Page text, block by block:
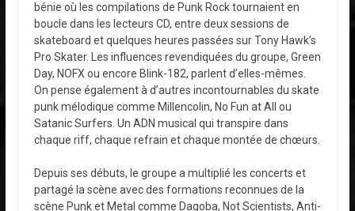
bénie où les compilations de Punk Rock tournaient en
boucle dans les lecteurs CD, entre deux sessions de
skateboard et quelques heures passées sur Tony Hawk’s
Pro Skater. Les influences revendiquées du groupe, Green
Day, NOFX ou encore Blink-182, parlent d’elles-mêmes.
On pense également à d’autres incontournables du skate
punk mélodique comme Millencolin, No Fun at All ou
Satanic Surfers. Un ADN musical qui transpire dans
chaque riff, chaque refrain et chaque montée de chœurs.
Depuis ses débuts, le groupe a multiplié les concerts et
partagé la scène avec des formations reconnues de la
scène Punk et Metal comme Dagoba, Not Scientists, Anti-